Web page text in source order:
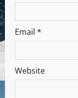
Email *
Website